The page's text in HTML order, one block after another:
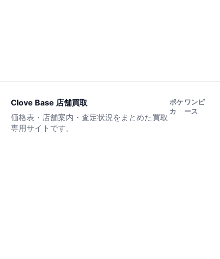
Clove Base 店舗買取
価格表・店舗案内・査定状況をまとめた買取
専用サイトです。
ポケ
カ
ワンピ
ース